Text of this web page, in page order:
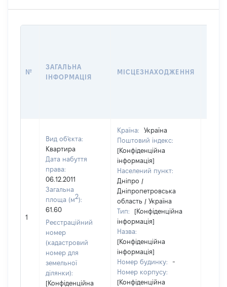
№
ЗАГАЛЬНА
ІНФОРМАЦІЯ
МІСЦЕЗНАХОДЖЕННЯ
1
Вид об'єкта:
Квартира
Дата набуття
права:
06.12.2011
Загальна
площа (м2):
61.60
Реєстраційний
номер
(кадастровий
номер для
земельної
ділянки):
[Конфіденційна
Країна:
Україна
Поштовий індекс:
[Конфіденційна
інформація]
Населений пункт:
Дніпро /
Дніпропетровська
область / Україна
Тип:
[Конфіденційна
інформація]
Назва:
[Конфіденційна
інформація]
Номер будинку:
-
Номер корпусу:
[Конфіденційна